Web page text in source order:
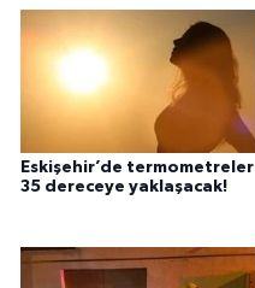
Eskişehir’de termometreler
35 dereceye yaklaşacak!